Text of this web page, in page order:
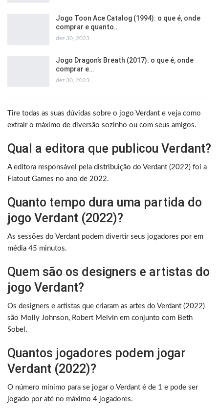
Jogo Toon Ace Catalog (1994): o que é, onde
comprar e quanto…
dez 30, 2023
Jogo Dragon’s Breath (2017): o que é, onde
comprar e…
dez 30, 2023
Tire todas as suas dúvidas sobre o jogo Verdant e veja como
extrair o máximo de diversão sozinho ou com seus amigos.
Qual a editora que publicou Verdant?
A editora responsável pela distribuição do Verdant (2022) foi a
Flatout Games no ano de 2022.
Quanto tempo dura uma partida do
jogo Verdant (2022)?
As sessões do Verdant podem divertir seus jogadores por em
média 45 minutos.
Quem são os designers e artistas do
jogo Verdant?
Os designers e artistas que criaram as artes do Verdant (2022)
são Molly Johnson, Robert Melvin em conjunto com Beth
Sobel.
Quantos jogadores podem jogar
Verdant (2022)?
O número mínimo para se jogar o Verdant é de 1 e pode ser
jogado por até no máximo 4 jogadores.